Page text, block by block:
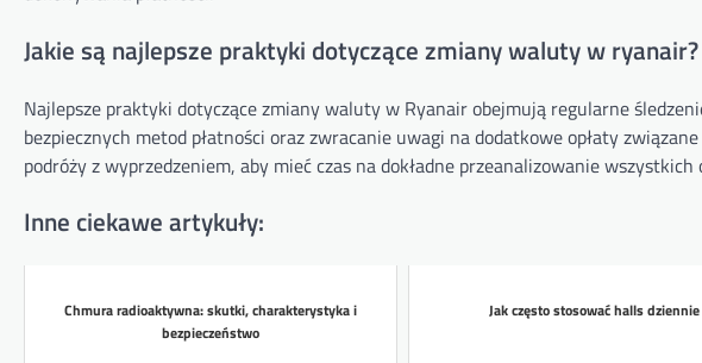
Jakie są najlepsze praktyki dotyczące zmiany waluty w ryanair?
Najlepsze praktyki dotyczące zmiany waluty w Ryanair obejmują regularne
bezpiecznych metod płatności oraz zwracanie uwagi na dodatkowe opłaty
podróży z wyprzedzeniem, aby mieć czas na dokładne przeanalizowanie wszystkich
Inne ciekawe artykuły:
Chmura radioaktywna: skutki, charakterystyka i
bezpieczeństwo
Jak często stosować halls dziennie